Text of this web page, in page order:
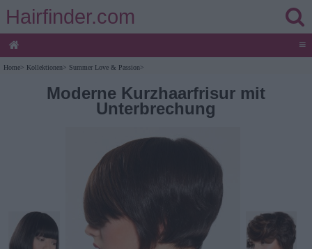
Hairfinder.com
≡
Home> Kollektionen> Summer Love & Passion>
Moderne Kurzhaarfrisur mit
Unterbrechung